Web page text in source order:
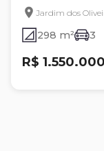
Jardim dos
298 m² 3
R$ 1.550.000